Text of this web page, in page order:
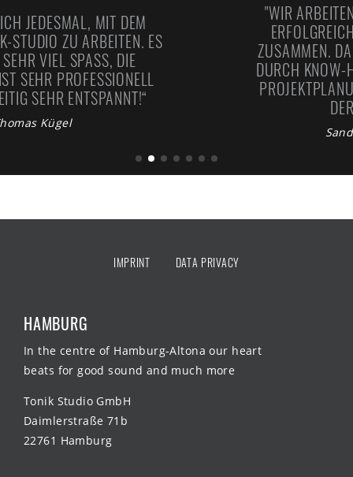
"WIR ARBEITEN SEIT MEHREREN
ERFOLGREICH MIT DEM TONIK STUDIO
ZUSAMMEN. DAS TEAM ÜBERZEUGT
DURCH KNOW-HOW, STETS
PROJEKTPLANUNG SOWIE FLEXIBILITÄT
IMPRINT DATA PRIVACY
HAMBURG
In the centre of Hamburg-Altona our heart
beats for good sound and much more
Tonik Studio GmbH
Daimlerstraße 71b
22761 Hamburg